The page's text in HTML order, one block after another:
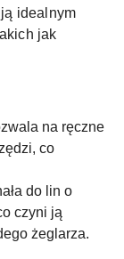
idealnym
jak
na ręczne
co
do lin o
czyni ją
żeglarza.